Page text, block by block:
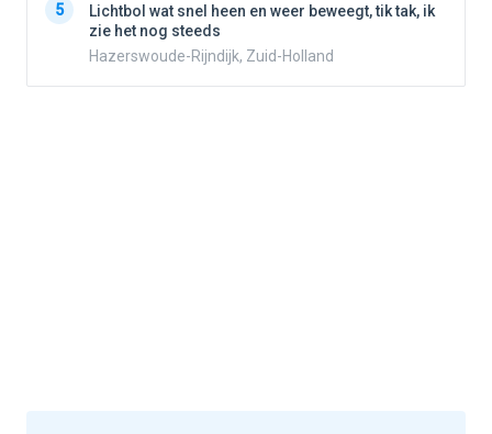
5
Lichtbol wat snel heen en weer beweegt, tik tak, ik
zie het nog steeds
Hazerswoude-Rijndijk, Zuid-Holland